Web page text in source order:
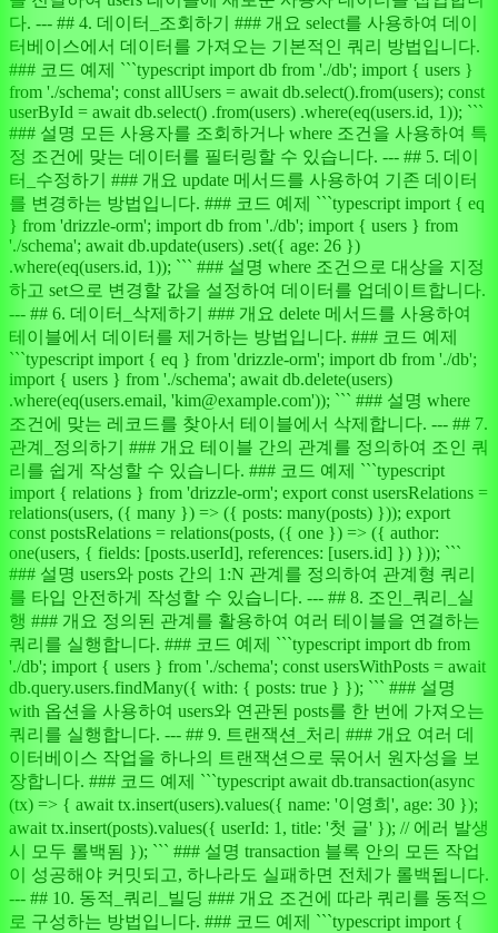
다. --- ## 4. 데이터_조회하기 ### 개요 select를 사용하여 데이
터베이스에서 데이터를 가져오는 기본적인 쿼리 방법입니다.
### 코드 예제 ```typescript import db from './db'; import { users }
from './schema'; const allUsers = await db.select().from(users); const
userById = await db.select() .from(users) .where(eq(users.id, 1)); ```
### 설명 모든 사용자를 조회하거나 where 조건을 사용하여 특
정 조건에 맞는 데이터를 필터링할 수 있습니다. --- ## 5. 데이
터_수정하기 ### 개요 update 메서드를 사용하여 기존 데이터
를 변경하는 방법입니다. ### 코드 예제 ```typescript import { eq
} from 'drizzle-orm'; import db from './db'; import { users } from
'./schema'; await db.update(users) .set({ age: 26 })
.where(eq(users.id, 1)); ``` ### 설명 where 조건으로 대상을 지정
하고 set으로 변경할 값을 설정하여 데이터를 업데이트합니다.
--- ## 6. 데이터_삭제하기 ### 개요 delete 메서드를 사용하여
테이블에서 데이터를 제거하는 방법입니다. ### 코드 예제
```typescript import { eq } from 'drizzle-orm'; import db from './db';
import { users } from './schema'; await db.delete(users)
.where(eq(users.email, 'kim@example.com')); ``` ### 설명 where
조건에 맞는 레코드를 찾아서 테이블에서 삭제합니다. --- ## 7.
관계_정의하기 ### 개요 테이블 간의 관계를 정의하여 조인 쿼
리를 쉽게 작성할 수 있습니다. ### 코드 예제 ```typescript
import { relations } from 'drizzle-orm'; export const usersRelations =
relations(users, ({ many }) => ({ posts: many(posts) })); export
const postsRelations = relations(posts, ({ one }) => ({ author:
one(users, { fields: [posts.userId], references: [users.id] }) })); ```
### 설명 users와 posts 간의 1:N 관계를 정의하여 관계형 쿼리
를 타입 안전하게 작성할 수 있습니다. --- ## 8. 조인_쿼리_실
행 ### 개요 정의된 관계를 활용하여 여러 테이블을 연결하는
쿼리를 실행합니다. ### 코드 예제 ```typescript import db from
'./db'; import { users } from './schema'; const usersWithPosts = await
db.query.users.findMany({ with: { posts: true } }); ``` ### 설명
with 옵션을 사용하여 users와 연관된 posts를 한 번에 가져오는
쿼리를 실행합니다. --- ## 9. 트랜잭션_처리 ### 개요 여러 데
이터베이스 작업을 하나의 트랜잭션으로 묶어서 원자성을 보
장합니다. ### 코드 예제 ```typescript await db.transaction(async
(tx) => { await tx.insert(users).values({ name: '이영희', age: 30 });
await tx.insert(posts).values({ userId: 1, title: '첫 글' }); // 에러 발생
시 모두 롤백됨 }); ``` ### 설명 transaction 블록 안의 모든 작업
이 성공해야 커밋되고, 하나라도 실패하면 전체가 롤백됩니다.
--- ## 10. 동적_쿼리_빌딩 ### 개요 조건에 따라 쿼리를 동적으
로 구성하는 방법입니다. ### 코드 예제 ```typescript import {